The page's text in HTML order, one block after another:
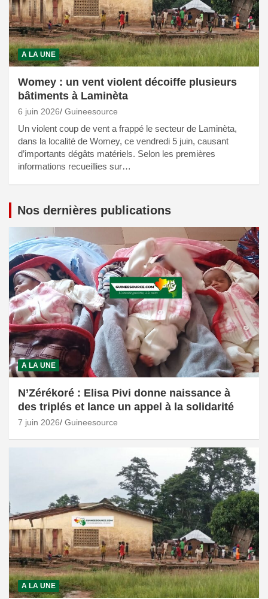
A LA UNE
Womey : un vent violent décoiffe plusieurs
bâtiments à Laminèta
6 juin 2026 Guineesource
Un violent coup de vent a frappé le secteur de Laminèta,
dans la localité de Womey, ce vendredi 5 juin, causant
d’importants dégâts matériels. Selon les premières
informations recueillies sur…
Nos dernières publications
A LA UNE
N’Zérékoré : Elisa Pivi donne naissance à
des triplés et lance un appel à la solidarité
7 juin 2026 Guineesource
A LA UNE